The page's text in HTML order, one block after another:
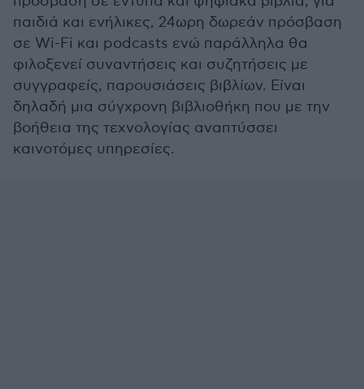
παιδιά και ενήλικες, 24ωρη δωρεάν πρόσβαση
σε Wi-Fi και podcasts ενώ παράλληλα θα
φιλοξενεί συναντήσεις και συζητήσεις με
συγγραφείς, παρουσιάσεις βιβλίων. Είναι
δηλαδή μια σύγχρονη βιβλιοθήκη που με την
βοήθεια της τεχνολογίας αναπτύσσει
καινοτόμες υπηρεσίες.